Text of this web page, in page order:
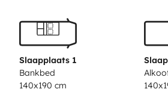
Slaapplaats 1
Bankbed
140x190 cm